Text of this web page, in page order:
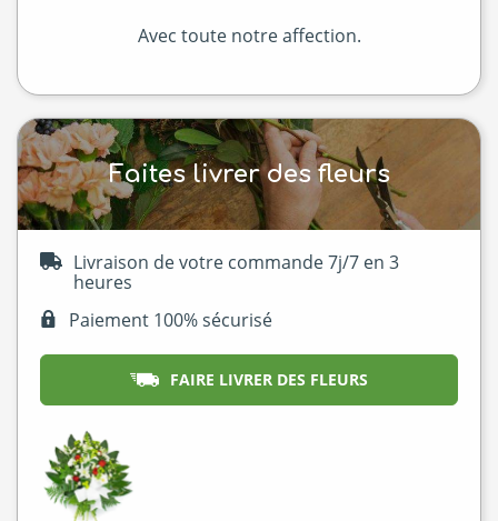
Avec toute notre affection.
Faites livrer des fleurs
Livraison de votre commande 7j/7 en 3
heures
Paiement 100% sécurisé
FAIRE LIVRER DES FLEURS